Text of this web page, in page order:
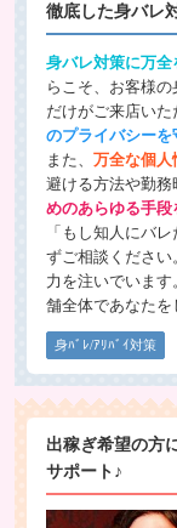
徹底した身バレ
身バレ対策に万全
らこそ、お客様
だけがご来店いた
のプライバシー
また、 万全な個人
避ける方法や勤務
めのあらゆる手段
「もし知人にバ
ずご相談ください
力を注いでいま
舗全体であなたを
身ﾊﾞﾚ/ｱﾘﾊﾞｲ対策
出稼ぎ希望の方
サポート♪